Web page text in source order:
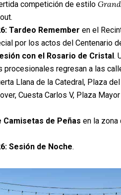
competición de estilo
.
Tardeo Remember en el
por los actos del Centenario
con el Rosario de Cristal .
procesionales regresan a las
Llana de la Catedral, Plaza
Cuesta Carlos V, Plaza
Camisetas de Peñas en la zona
Sesión de Noche.